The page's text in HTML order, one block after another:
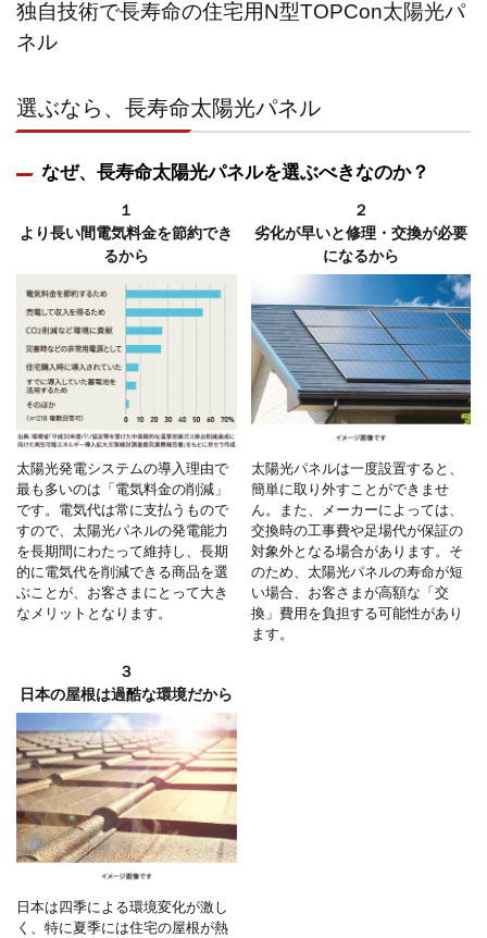
独自技術で長寿命の住宅用N型TOPCon太陽光パ
ネル
選ぶなら、長寿命太陽光パネル
なぜ、長寿命太陽光パネルを選ぶべきなのか？
１
より長い間電気料金を節約でき
るから
太陽光発電システムの導入理由で
最も多いのは「電気料金の削減」
です。電気代は常に支払うもので
すので、太陽光パネルの発電能力
を長期間にわたって維持し、長期
的に電気代を削減できる商品を選
ぶことが、お客さまにとって大き
なメリットとなります。
２
劣化が早いと修理・交換が必要
になるから
太陽光パネルは一度設置すると、
簡単に取り外すことができませ
ん。また、メーカーによっては、
交換時の工事費や足場代が保証の
対象外となる場合があります。そ
のため、太陽光パネルの寿命が短
い場合、お客さまが高額な「交
換」費用を負担する可能性があり
ます。
３
日本の屋根は過酷な環境だから
日本は四季による環境変化が激し
く、特に夏季には住宅の屋根が熱